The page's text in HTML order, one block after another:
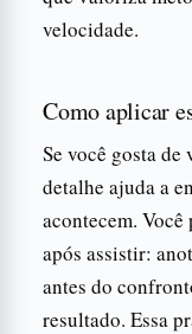
velocidade.
Como aplicar
Se você gosta de
detalhe ajuda a
acontecem.
após assistir:
antes do
resultado. Essa